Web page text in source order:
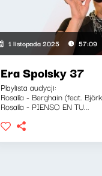
1 listopada 2025 57:09
Era Spolsky 37
Playlista audycji:
Rosalía - Berghain (feat.
Rosalía - PIENSO EN TU...